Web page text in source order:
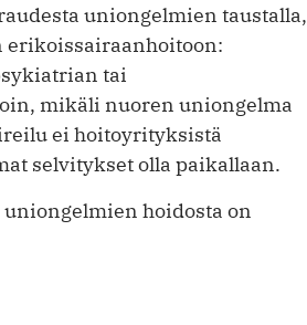
uniongelmien taustalla,
tai
mikäli nuoren uniongelma
ei hoitoyrityksistä
selvitykset olla paikallaan.
hoidosta on